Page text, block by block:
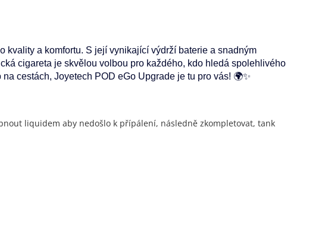
kvality a komfortu. S její vynikající výdrží baterie a snadným
cigareta je skvělou volbou pro každého, kdo hledá spolehlivého
cestách, Joyetech POD eGo Upgrade je tu pro vás! 🌍✨
liquidem aby nedošlo k přípálení, následně zkompletovat, tank